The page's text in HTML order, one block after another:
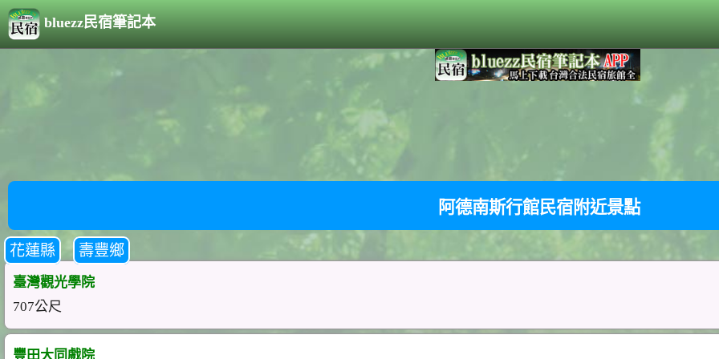
bluezz民宿筆記本
阿德南斯行館民宿附近景點
花蓮縣 壽豐鄉
臺灣觀光學院
707公尺
豐田大同戲院